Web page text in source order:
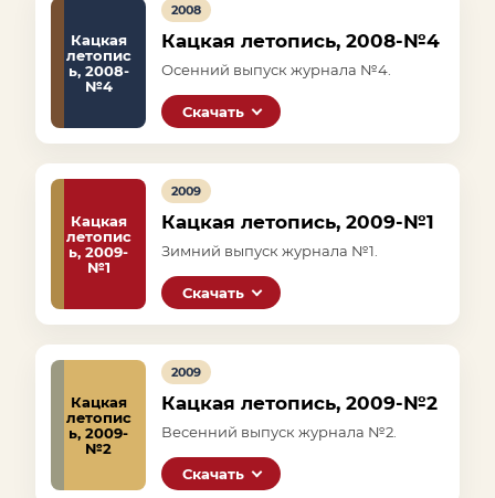
Кацкая
летопис
ь, 2008-
№4
2008
Кацкая летопись, 2008-№4
Осенний выпуск журнала №4.
Скачать
Кацкая
летопис
ь, 2009-
№1
2009
Кацкая летопись, 2009-№1
Зимний выпуск журнала №1.
Скачать
Кацкая
летопис
ь, 2009-
№2
2009
Кацкая летопись, 2009-№2
Весенний выпуск журнала №2.
Скачать